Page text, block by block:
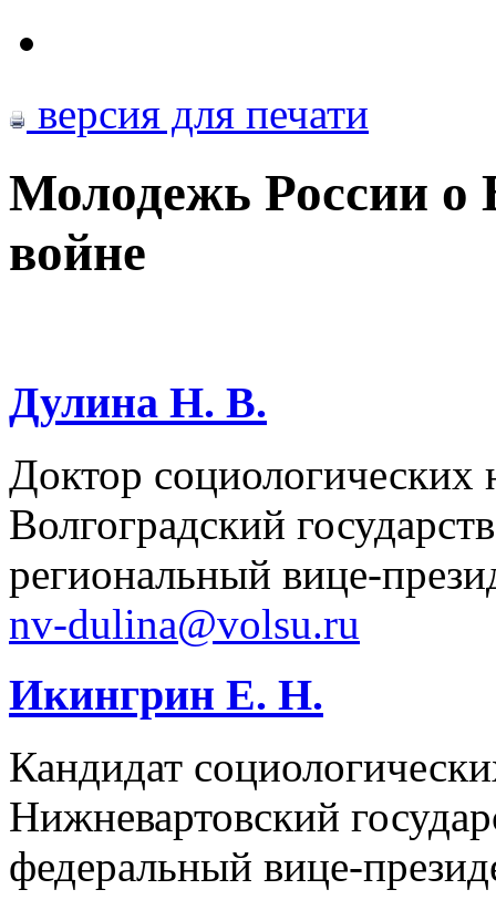
версия для печати
Молодежь России о
войне
Дулина Н. В.
Доктор социологических
Волгоградский
региональный вице-
nv-dulina@volsu.ru
Икингрин Е. Н.
Кандидат
Нижневартовский
федеральный вице-